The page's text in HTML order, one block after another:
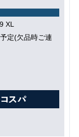
XL
定(欠品時ご連